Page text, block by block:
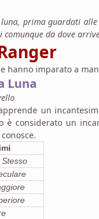
prima guardati
da dove
hanno imparato a
Luna
un
è considerato un